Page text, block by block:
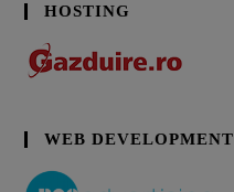
HOSTING
WEB DEVELOPMENT